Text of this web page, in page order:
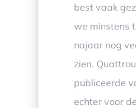
best vaak
we minstens
najaar nog
zien.
publiceerde
echter voor